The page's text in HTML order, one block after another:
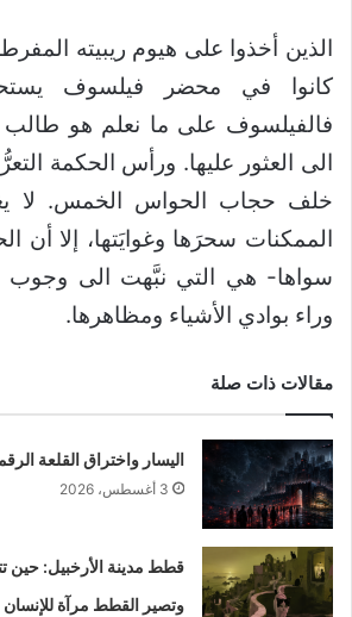
الذين أخذوا على هيوم ريبيته
كانوا في محضر فيلسوف
فالفيلسوف على ما نعلم هو طالب
الى العثور عليها. ورأس الحكمة
خلف حجاب الحواس الخمس. لا
الممكنات سحرَها وغوايَتها، إلا أن
سواها- هي التي نبَّهت الى وجوب
وراء بوادي الأشياء ومظاهرها.
مقالات ذات صلة
اليسار واختراق القلعة
3 أغسطس، 2026
قطط مدينة الأرخبيل: حين
وتصير القطط مرآة للإنسان